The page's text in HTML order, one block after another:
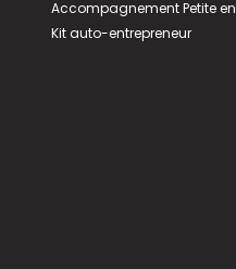
Accompagnement Petite
Kit auto-entrepreneur